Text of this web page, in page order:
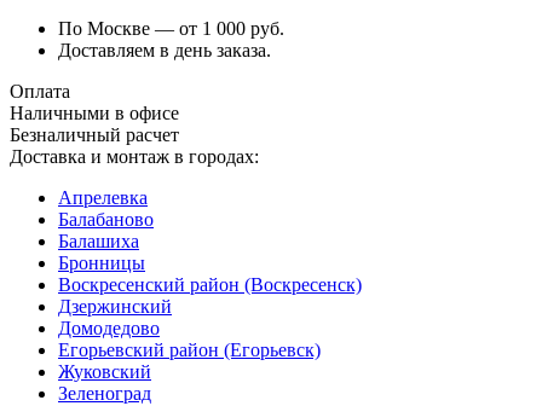
По Москве — от 1 000 руб.
Доставляем в день заказа.
Оплата
Наличными в офисе
Безналичный расчет
Доставка и монтаж в городах:
Апрелевка
Балабаново
Балашиха
Бронницы
Воскресенский район (Воскресенск)
Дзержинский
Домодедово
Егорьевский район (Егорьевск)
Жуковский
Зеленоград